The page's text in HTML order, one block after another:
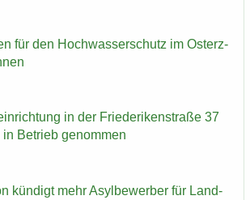
für den Hoch­was­ser­schutz im Ost­erz­
in der Frie­de­ri­ken­stra­ße 37
Be­trieb ge­nom­men
kün­digt mehr Asyl­be­wer­ber für Land­